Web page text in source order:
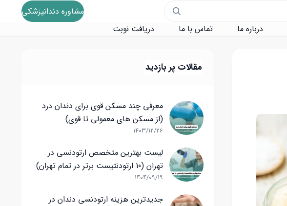
مشاوره دندانپزشکی
درباره ما تماس با ما دریافت نوبت
مقالات پر بازدید
معرفی چند مسکن قوی برای دندان درد
(از مسکن های معمولی تا قوی)
1403/12/26
لیست بهترین متخصص ارتودنسی در
تهران (10 ارتودنتیست برتر در تمام تهران)
1404/09/19
جدیدترین هزینه ارتودنسی دندان در